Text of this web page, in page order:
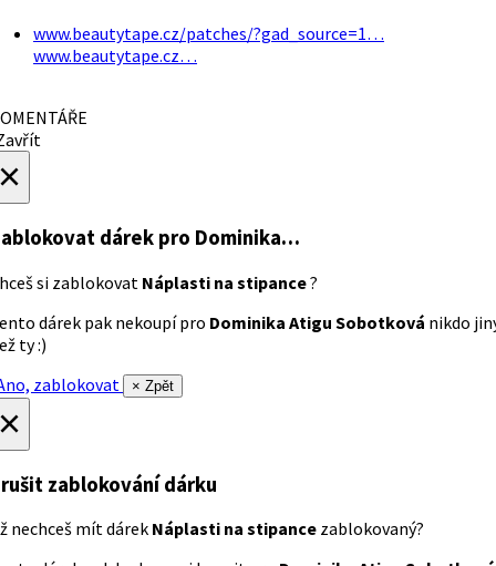
www.beautytape.cz/patches/?gad_source=1…
www.beautytape.cz…
dárek pro Dominika…
si zablokovat Náplasti na stipance?
dárek pak nekoupí pro Dominika Atigu Sobotková nikdo
ty :)
zablokovat
× Zpět
zablokování dárku
nechceš mít dárek Náplasti na stipance zablokovaný?